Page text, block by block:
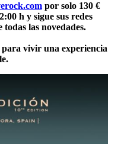
por solo 130 €
h y sigue sus redes
las novedades.
para vivir una experiencia